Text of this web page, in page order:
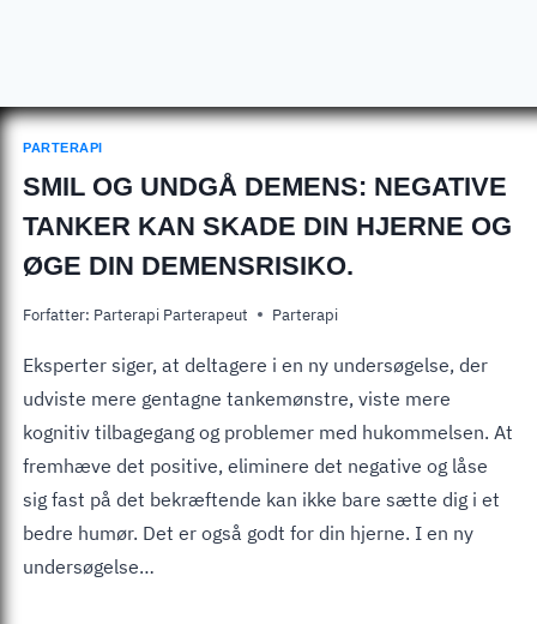
PARTERAPI
SMIL OG UNDGÅ DEMENS: NEGATIVE
TANKER KAN SKADE DIN HJERNE OG
ØGE DIN DEMENSRISIKO.
Forfatter: Parterapi Parterapeut Parterapi
Eksperter siger, at deltagere i en ny undersøgelse, der
udviste mere gentagne tankemønstre, viste mere
kognitiv tilbagegang og problemer med hukommelsen. At
fremhæve det positive, eliminere det negative og låse
sig fast på det bekræftende kan ikke bare sætte dig i et
bedre humør. Det er også godt for din hjerne. I en ny
undersøgelse…